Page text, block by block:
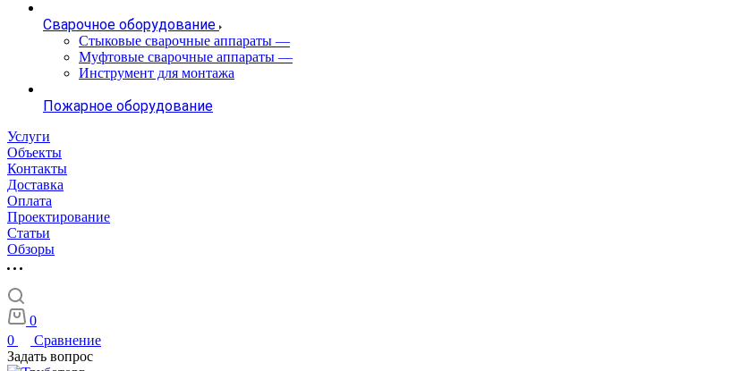
Сварочное оборудование
Стыковые сварочные аппараты —
Муфтовые сварочные аппараты —
Инструмент для монтажа
Пожарное оборудование
Услуги
Объекты
Контакты
Доставка
Оплата
Проектирование
Статьи
Обзоры
0
0
Сравнение
Задать вопрос